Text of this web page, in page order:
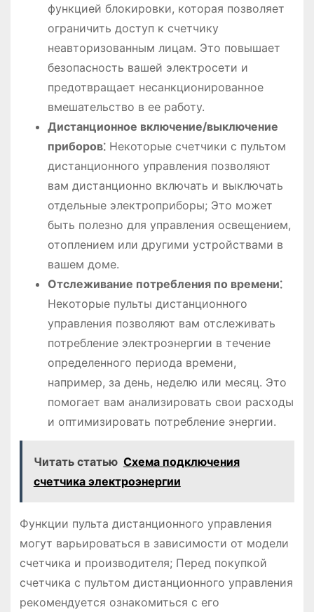
функцией блокировки, которая позволяет
ограничить доступ к счетчику
неавторизованным лицам. Это повышает
безопасность вашей электросети и
предотвращает несанкционированное
вмешательство в ее работу.
Дистанционное включение/выключение
приборов⁚Некоторые счетчики с пультом
дистанционного управления позволяют
вам дистанционно включать и выключать
отдельные электроприборы; Это может
быть полезно для управления освещением,
отоплением или другими устройствами в
вашем доме.
Отслеживание потребления по времени⁚
Некоторые пульты дистанционного
управления позволяют вам отслеживать
потребление электроэнергии в течение
определенного периода времени,
например, за день, неделю или месяц. Это
помогает вам анализировать свои расходы
и оптимизировать потребление энергии.
Читать статью Схема подключения
счетчика электроэнергии
Функции пульта дистанционного управления
могут варьироваться в зависимости от модели
счетчика и производителя; Перед покупкой
счетчика с пультом дистанционного управления
рекомендуется ознакомиться с его